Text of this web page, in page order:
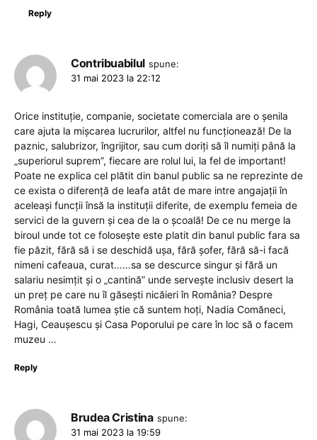
Reply
Contribuabilul spune:
31 mai 2023 la 22:12
Orice instituție, companie, societate comerciala are o șenila
care ajuta la mișcarea lucrurilor, altfel nu funcționează! De la
paznic, salubrizor, îngrijitor, sau cum doriți să îl numiți până la
„superiorul suprem”, fiecare are rolul lui, la fel de important!
Poate ne explica cel plătit din banul public sa ne reprezinte de
ce exista o diferență de leafa atât de mare intre angajații în
aceleași funcții însă la instituții diferite, de exemplu femeia de
servici de la guvern și cea de la o școală! De ce nu merge la
biroul unde tot ce folosește este platit din banul public fara sa
fie păzit, fără să i se deschidă ușa, fără șofer, fără să-i facă
nimeni cafeaua, curat……sa se descurce singur și fără un
salariu nesimțit și o „cantină” unde servește inclusiv desert la
un preț pe care nu îl găsești nicăieri în România? Despre
România toată lumea știe că suntem hoți, Nadia Comăneci,
Hagi, Ceaușescu și Casa Poporului pe care în loc să o facem
muzeu …
Reply
Brudea Cristina spune:
31 mai 2023 la 19:59